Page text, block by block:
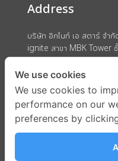
Address
บริษัท อิกไนท์ เอ สตาร์ จำ
ignite สาขา MBK Tower
ถนนพญาไท แขวงวังใหม่ เ
We use cookies
We use cookies to
performance on our
preferences by